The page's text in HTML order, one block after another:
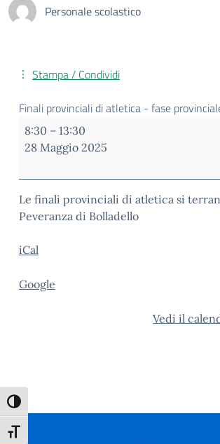
Attiva/disattiva alto contrasto
Attiva/disattiva dimensione testo
Personale scolastico
Stampa / Condividi
Finali provinciali di atletica - fase
8:30 – 13:30
28 Maggio 2025
Le finali provinciali di atletica si
Peveranza di Bolladello
iCal
Google
Vedi il